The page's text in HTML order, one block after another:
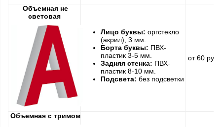
Объемная не
световая
Лицо буквы: оргстекло
(акрил), 3 мм.
Борта буквы: ПВХ-
пластик 3-5 мм.
Задняя стенка: ПВХ-
пластик 8-10 мм.
Подсвета: без подсветки
от 60 руб
Объемная с тримом